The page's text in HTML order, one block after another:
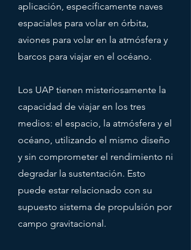
aplicación, específicamente naves
espaciales para volar en órbita,
aviones para volar en la atmósfera y
barcos para viajar en el océano.
Los UAP tienen misteriosamente la
capacidad de viajar en los tres
medios: el espacio, la atmósfera y el
océano, utilizando el mismo diseño
y sin comprometer el rendimiento ni
degradar la sustentación. Esto
puede estar relacionado con su
supuesto sistema de propulsión por
campo gravitacional.